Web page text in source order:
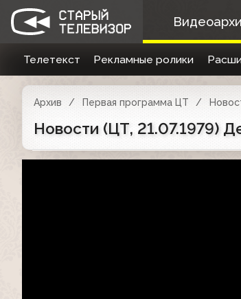
Телетекст Рекламные ролики
Архив Первая программа ЦТ
Новости (ЦТ, 21.07.1979)